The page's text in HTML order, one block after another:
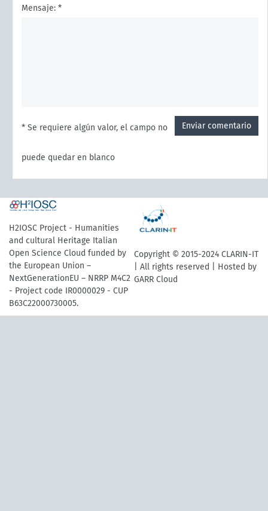
Mensaje: *
Enviar comentario
* Se requiere algún valor, el campo no
puede quedar en blanco
H2IOSC Project - Humanities
and cultural Heritage Italian
Open Science Cloud funded by
the European Union –
NextGenerationEU – NRRP M4C2
- Project code IR0000029 - CUP
B63C22000730005.
Copyright © 2015-2024 CLARIN-IT
| All rights reserved | Hosted by
GARR Cloud